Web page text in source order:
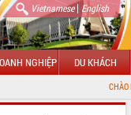
Vietnamese| English
NGHIỆP DU KHÁCH
CHÀO MỪNG ĐẾN